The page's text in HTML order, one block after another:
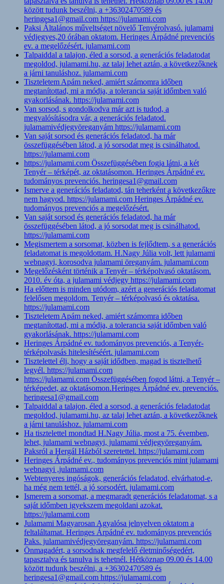
között tudunk beszélni, a +36302470589 és
heringesa1@gmail.com https://julamami.com
Paksi Általános műveltséget növelő Tenyérolvasó. julamami
védjegyes,20 órában oktatom. Heringes Árpádné prevenciós
ev. a megelőzésért. julamami.com
Talpaiddal a talajon, éled a sorsod, a generációs feladatodat
megoldod, julamami.hu, az talaj lehet aztán, a következőknek
a járni tanuláshoz. julamami.com
Tiszteletem Apám neked, amiért számomra időben
megtanítottad, mi a módja, a tolerancia saját időmben való
gyakorlásának. https://julamami.com
Van sorsod, s gondolkodva már azt is tudod, a
megvalósításodra vár, a generációs feladatod.
julamamivédjegyöreganyám https://julamami.com
Van saját sorsod és generációs feladatod, ha már
összefüggésében látod, a jó sorsodat meg is csinálhatod.
https://julamami.com
https://julamami.com Összefüggésében fogja látni, a két
Tenyér – térképét, az oktatásomon. Heringes Árpádné ev.
tudományos prevenciós. heringesa1@gmail.com
Ismerve a generációs feladatod, tán teherként a következőkre
nem hagyod. https://julamami.com Heringes Árpádné ev.
tudományos prevenciós a megelőzésért.
Van saját sorsod és generációs feladatod, ha már
összefüggésében látod, a jó sorsodat meg is csinálhatod.
https://julamami.com
Megismertem a sorsomat, közben is fejlődtem, s a generációs
feladatomat is megoldottam. H.Nagy Júlia volt, lett julamami
webnagyi, korosodva julamami öreganyám. julamami.com
Megelőzésként történik a Tenyér – térképolvasó oktatásom.
2010. év óta, a julamami védjegy https://julamami.com
Ha előttem is minden utódom, azért a generációs feladatomat
felelősen megoldom. Tenyér – térképolvasó és oktatása.
https://julamami.com
Tiszteletem Apám neked, amiért számomra időben
megtanítottad, mi a módja, a tolerancia saját időmben való
gyakorlásának. https://julamami.com
Heringes Árpádné ev. tudományos prevenciós, a Tenyér-
térképolvasás hitelesítéséért. julamami.com
Tisztelettel élj, hogy a saját idődben, magad is tisztelhető
legyél. https://julamami.com
https://julamami.com Összefüggésében fogod látni, a Tenyér –
térképedet, az oktatásomon.Heringes Árpádné ev. prevenciós.
heringesa1@gmail.com
Talpaiddal a talajon, éled a sorsod, a generációs feladatodat
megoldod, julamami.hu, az talaj lehet aztán, a következőknek
a járni tanuláshoz. julamami.com
Ha tisztelettel mondtad H.Nagy Júlia, most a 75. évemben,
lehet, julamami webnagyi, julamami védjegyöreganyám.
Paksról a Hergál Házból szeretettel. https://julamami.com
Heringes Árpádné ev., tudományos prevenciós mint julamami
webnagyi ,julamami.com
Webtenyeres ingóságok, generációs feladatod, elvárhatod-e,
ha még nem tettél, a jó sorsodért. julamami.com
Ismerem a sorsomat, a megmaradt generációs feladatomat, s a
saját időmben igyekszem megoldani azokat.
https://julamami.com
Julamami Magyarosan Agyalósa jelnyelven oktatom a
feltaláltamat. Heringes Árpádné ev. tudományos prevenciós
Paks. julamamivédjegyöreganyám. https://julamami.com
Önmagadért, a sorsodnak megfelelő életminőségedért,
tapasztalva és tanulva is tehetnél. Hétköznap 09.00 és 14.00
között tudunk beszélni, a +36302470589 és
heringesa1@gmail.com https://julamami.com